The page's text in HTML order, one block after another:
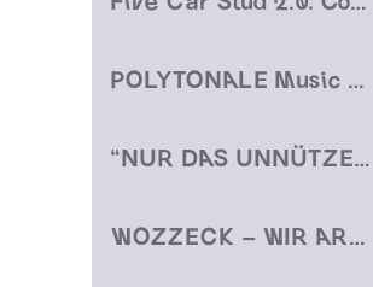
POLYTONALE Music Special 5. September 18 UHR
“NUR DAS UNNÜTZE IST VON DAUER” 1. August 18 UHR
WOZZECK – WIR ARME LEUT’ 1. Juli 18 UHR